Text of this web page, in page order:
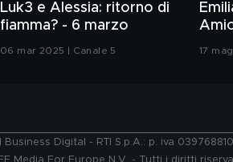
Luk3 e Alessia: ritorno di
fiamma? - 6 marzo
06 mar 2025 | Canale 5 17
Business Digital - RTI S.p.A.: p. iva